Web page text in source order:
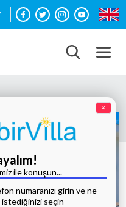
×
ile konuşun...
numaranızı girin ve ne
istediğinizi seçin